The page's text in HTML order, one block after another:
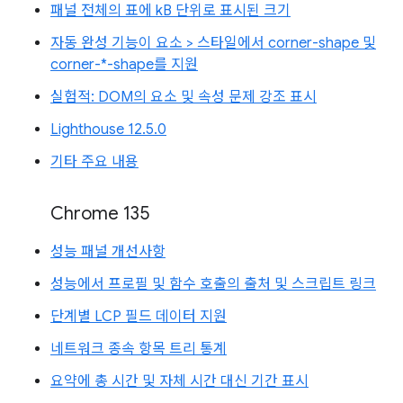
패널 전체의 표에 kB 단위로 표시된 크기
자동 완성 기능이 요소 > 스타일에서 corner-shape 및
corner-*-shape를 지원
실험적: DOM의 요소 및 속성 문제 강조 표시
Lighthouse 12.5.0
기타 주요 내용
Chrome 135
성능 패널 개선사항
성능에서 프로필 및 함수 호출의 출처 및 스크립트 링크
단계별 LCP 필드 데이터 지원
네트워크 종속 항목 트리 통계
요약에 총 시간 및 자체 시간 대신 기간 표시